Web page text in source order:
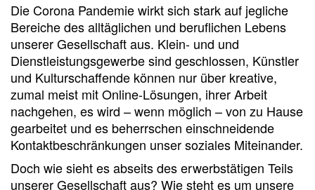
Die Corona Pandemie wirkt sich stark auf jegliche
Bereiche des alltäglichen und beruflichen Lebens
unserer Gesellschaft aus. Klein- und und
Dienstleistungsgewerbe sind geschlossen, Künstler
und Kulturschaffende können nur über kreative,
zumal meist mit Online-Lösungen, ihrer Arbeit
nachgehen, es wird – wenn möglich – von zu Hause
gearbeitet und es beherrschen einschneidende
Kontaktbeschränkungen unser soziales Miteinander.
Doch wie sieht es abseits des erwerbstätigen Teils
unserer Gesellschaft aus? Wie steht es um unsere